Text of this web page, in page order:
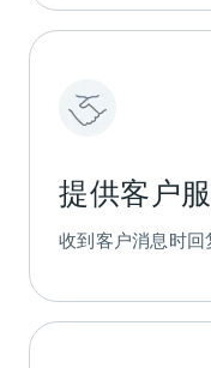
提供客户
收到客户消息时回